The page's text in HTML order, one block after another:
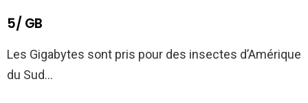
5/ GB
Les Gigabytes sont pris pour des insectes d’Amérique
du Sud…